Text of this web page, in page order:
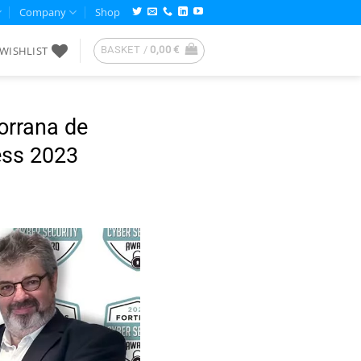
Company Shop
WISHLIST BASKET / 0,00€
de
2023